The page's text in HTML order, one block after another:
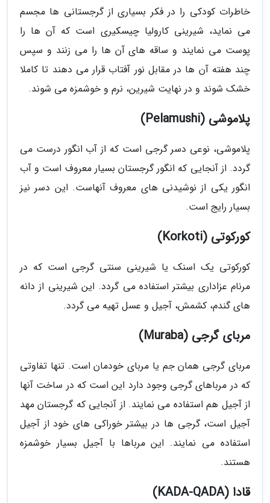
خاطرات کودکی را در فکر بسیاری از گرجستانی ها مجسم
می نماید، شیرینی کارولیا چیسکیری است که آن ها را
پوست می نمایند و ساقه های آن ها را می زنند و سپس
چند هفته آن ها در مقابل نور آفتاب قرار می دهند تا کاملا
خشک شوند و در نهایت شیرین، نرم و خوشمزه می شوند.
پلاموشی (Pelamushi)
پلاموشی، نوعی دسر گرجی است که از آب انگور درست می
گردد. از آنجایی که انگور گرجستان بسیار معروف است و آب
انگور یکی از نوشیدنی های معروف آنهاست. این دسر نیز
بسیار رایج است.
کورکوتی (Korkoti)
کورکوتی یک اسنک یا شیرینی سنتی گرجی است که در
مرنام عزاداری بیشتر استفاده می گردد. این شیرینی از دانه
های گندم، کشمش، آجیل و عسل تهیه می گردد.
مربای گرجی (Muraba)
مربای گرجی همان جم یا مربای خودمان است. تنها تفاوتی
که در مرباهای گرجی وجود دارد این است که در ساخت آنها
از آجیل هم استفاده می نمایند. از آنجایی که گرجستان مهد
آجیل است، گرجی ها در بیشتر خوراکی های خود از آجیل
استفاده می نمایند. این مرباها با آجیل بسیار خوشمزه
هستند.
قادا (KADA-QADA)